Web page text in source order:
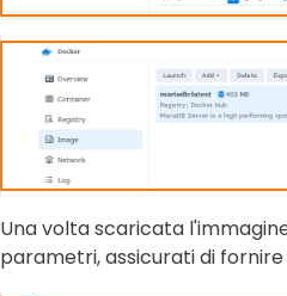
Una volta scaricata
parametri, assicurati di